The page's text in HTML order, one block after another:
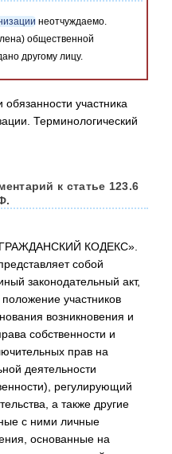
неотчуждаемо.
общественной
другому лицу.
к статье 123.6
КОДЕКС».
собой
законодательный акт,
участников
возникновения и
собственности и
прав на
деятельности
регулирующий
а также другие
с ними личные
основанные на